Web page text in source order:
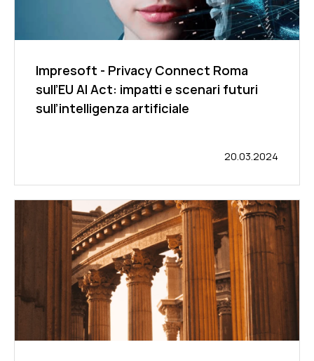
Impresoft - Privacy Connect Roma
sull’EU AI Act: impatti e scenari futuri
sull’intelligenza artificiale
20.03.2024